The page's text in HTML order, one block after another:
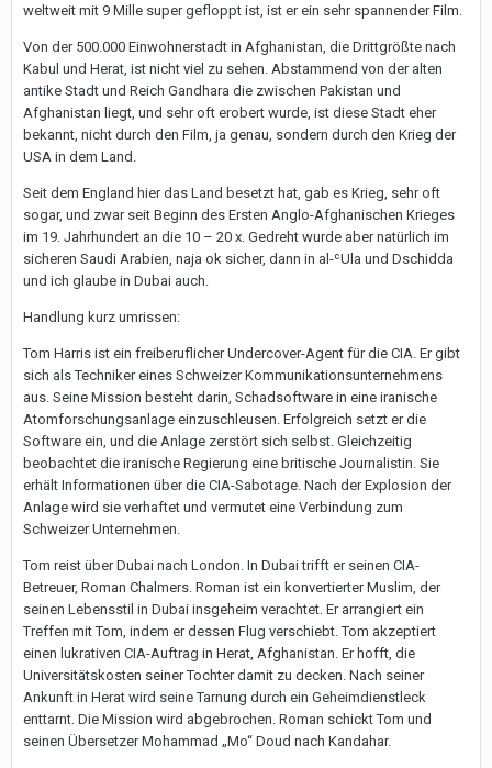
weltweit mit 9 Mille super gefloppt ist, ist er ein sehr spannender Film.
Von der 500.000 Einwohnerstadt in Afghanistan, die Drittgrößte nach
Kabul und Herat, ist nicht viel zu sehen. Abstammend von der alten
antike Stadt und Reich Gandhara die zwischen Pakistan und
Afghanistan liegt, und sehr oft erobert wurde, ist diese Stadt eher
bekannt, nicht durch den Film, ja genau, sondern durch den Krieg der
USA in dem Land.
Seit dem England hier das Land besetzt hat, gab es Krieg, sehr oft
sogar, und zwar seit Beginn des Ersten Anglo-Afghanischen Krieges
im 19. Jahrhundert an die 10 – 20 x. Gedreht wurde aber natürlich im
sicheren Saudi Arabien, naja ok sicher, dann in al-ʿUla und Dschidda
und ich glaube in Dubai auch.
Handlung kurz umrissen:
Tom Harris ist ein freiberuflicher Undercover-Agent für die CIA. Er gibt
sich als Techniker eines Schweizer Kommunikationsunternehmens
aus. Seine Mission besteht darin, Schadsoftware in eine iranische
Atomforschungsanlage einzuschleusen. Erfolgreich setzt er die
Software ein, und die Anlage zerstört sich selbst. Gleichzeitig
beobachtet die iranische Regierung eine britische Journalistin. Sie
erhält Informationen über die CIA-Sabotage. Nach der Explosion der
Anlage wird sie verhaftet und vermutet eine Verbindung zum
Schweizer Unternehmen.
Tom reist über Dubai nach London. In Dubai trifft er seinen CIA-
Betreuer, Roman Chalmers. Roman ist ein konvertierter Muslim, der
seinen Lebensstil in Dubai insgeheim verachtet. Er arrangiert ein
Treffen mit Tom, indem er dessen Flug verschiebt. Tom akzeptiert
einen lukrativen CIA-Auftrag in Herat, Afghanistan. Er hofft, die
Universitätskosten seiner Tochter damit zu decken. Nach seiner
Ankunft in Herat wird seine Tarnung durch ein Geheimdienstleck
enttarnt. Die Mission wird abgebrochen. Roman schickt Tom und
seinen Übersetzer Mohammad „Mo“ Doud nach Kandahar.